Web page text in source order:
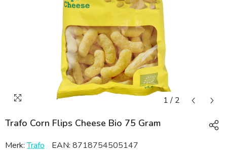
1 / 2
Trafo Corn Flips Cheese Bio 75 Gram
Merk:Trafo EAN: 8718754505147